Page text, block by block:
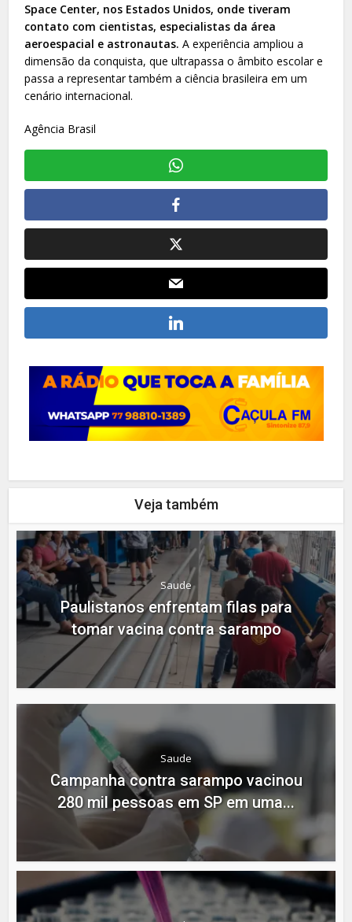
Space Center, nos Estados Unidos, onde tiveram
contato com cientistas, especialistas da área
aeroespacial e astronautas. A experiência ampliou a
dimensão da conquista, que ultrapassa o âmbito escolar e
passa a representar também a ciência brasileira em um
cenário internacional.
Agência Brasil
Veja também
Saude
Paulistanos enfrentam filas para
tomar vacina contra sarampo
Saude
Campanha contra sarampo vacinou
280 mil pessoas em SP em uma...